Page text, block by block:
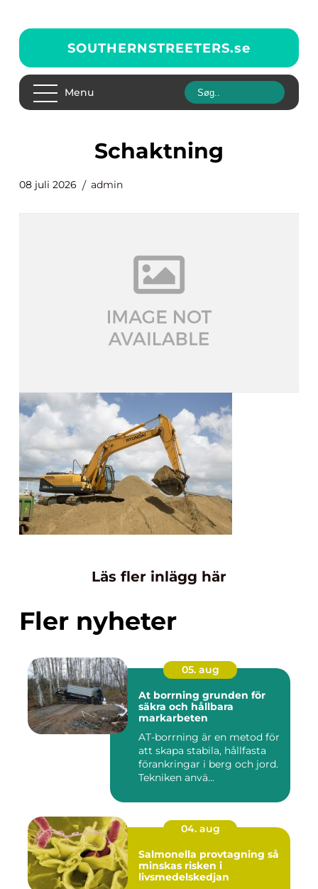
SOUTHERNSTREETERS.se
Menu
schaktning
08 juli 2026 admin
Läs fler inlägg här
Fler nyheter
05. aug
At borrning grunden för
säkra och hållbara
markarbeten
AT-borrning är en metod för
att skapa stabila, hållfasta
förankringar i berg och jord.
Tekniken anvä...
04. aug
Salmonella provtagning så
minskas risken i
livsmedelskedjan